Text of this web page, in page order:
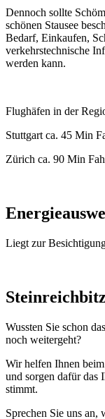
Dennoch sollte
schönen Stausee
Bedarf, Einkaufen,
verkehrstechnische
werden kann.
Flughäfen in der
Stuttgart ca. 45 Min
Zürich ca. 90 Min
Liegt zur
Wussten Sie schon
noch weitergeht?
Wir helfen Ihnen
und sorgen dafür das
stimmt.
Sprechen Sie uns an,